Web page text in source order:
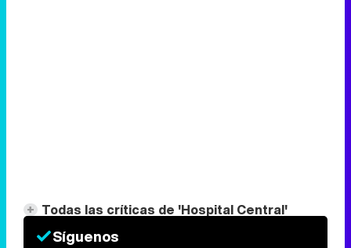
Todas las críticas de 'Hospital Central'
Síguenos